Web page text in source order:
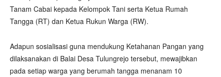
Tanam Cabai kepada Kelompok Tani serta Ketua Rumah
Tangga (RT) dan Ketua Rukun Warga (RW).
Adapun sosialisasi guna mendukung Ketahanan Pangan yang
dilaksanakan di Balai Desa Tulungrejo tersebut, mewajibkan
pada setiap warga yang berumah tangga menanam 10